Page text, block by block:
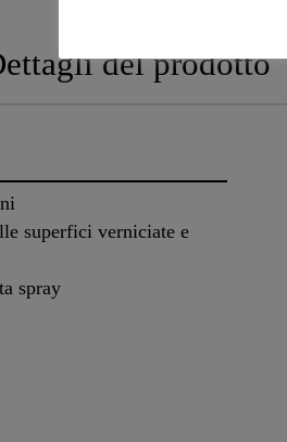
del prodotto
superfici verniciate e
spray